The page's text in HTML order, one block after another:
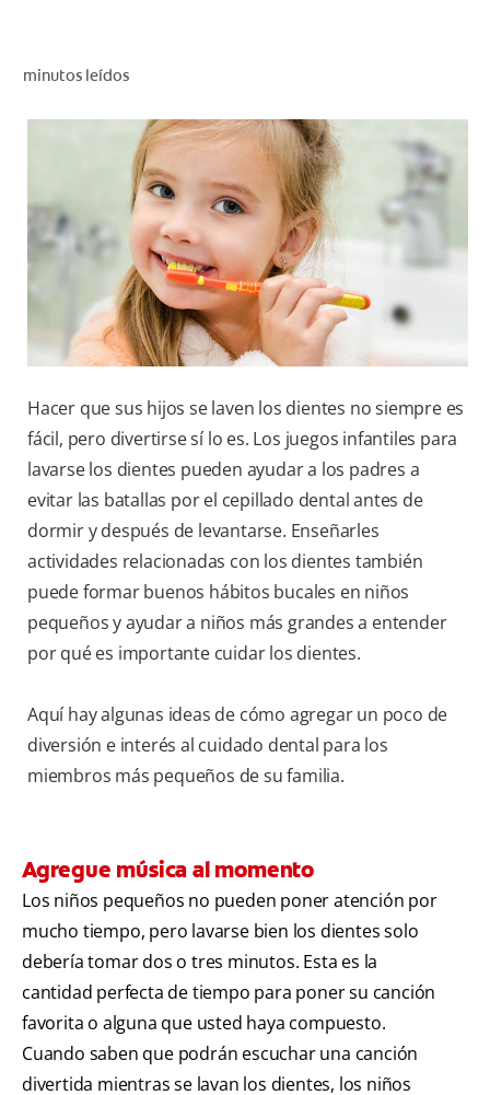
PROMOCIONES
PA (ES)
SUSCRÍBASE
minutos leídos
Hacer que sus hijos se laven los dientes no siempre es
fácil, pero divertirse sí lo es. Los juegos infantiles para
lavarse los dientes pueden ayudar a los padres a
evitar las batallas por el cepillado dental antes de
dormir y después de levantarse. Enseñarles
actividades relacionadas con los dientes también
puede formar buenos hábitos bucales en niños
pequeños y ayudar a niños más grandes a entender
por qué es importante cuidar los dientes.
Aquí hay algunas ideas de cómo agregar un poco de
diversión e interés al cuidado dental para los
miembros más pequeños de su familia.
Agregue música al momento
Los niños pequeños no pueden poner atención por
mucho tiempo, pero lavarse bien los dientes solo
debería tomar dos o tres minutos. Esta es la
cantidad perfecta de tiempo para poner su canción
favorita o alguna que usted haya compuesto.
Cuando saben que podrán escuchar una canción
divertida mientras se lavan los dientes, los niños